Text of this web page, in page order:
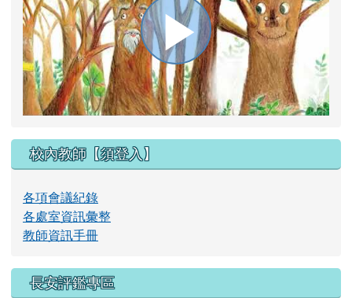
播
放
校內教師【須登入】
各項會議紀錄
各處室資訊彙整
教師資訊手冊
長安評鑑專區